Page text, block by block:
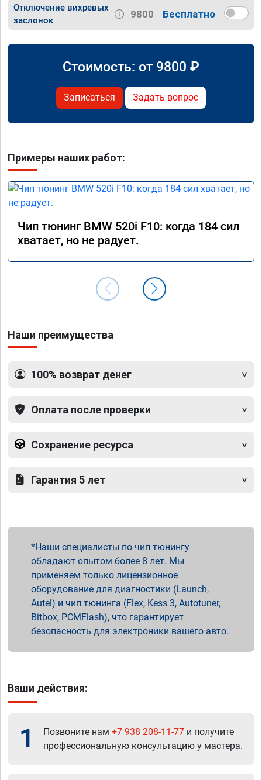
Отключение вихревых
заслонок
9800 Бесплатно
Стоимость: от 9800 ₽
Записаться Задать вопрос
Примеры наших работ:
Чип тюнинг BMW 520i F10: когда 184 сил
хватает, но не радует.
Наши преимущества
100% возврат денег
Оплата после проверки
Сохранение ресурса
Гарантия 5 лет
Наши специалисты по чип тюнингу
обладают опытом более 8 лет. Мы
применяем только лицензионное
оборудование для диагностики (Launch,
Autel) и чип тюнинга (Flex, Kess 3, Autotuner,
Bitbox, PCMFlash), что гарантирует
безопасность для электроники вашего авто.
Ваши действия:
1 Позвоните нам +7 938 208-11-77 и получите
профессиональную консультацию у мастера.